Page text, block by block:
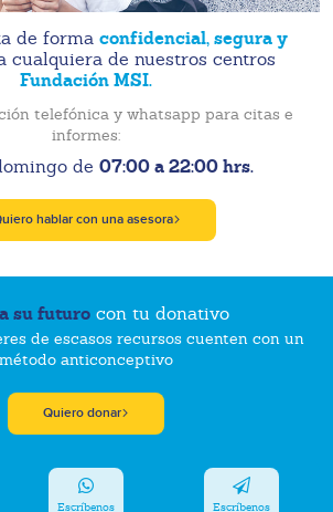
de forma confidencial, segura y
cualquiera de nuestros centros
Fundación MSI.
telefónica y whatsapp para citas e
informes:
de 07:00 a 22:00 hrs.
hablar con una asesora
su futurocon tu donativo
de escasos recursos cuenten con un
método anticonceptivo
Quiero donar
Escríbenos Escríbenos